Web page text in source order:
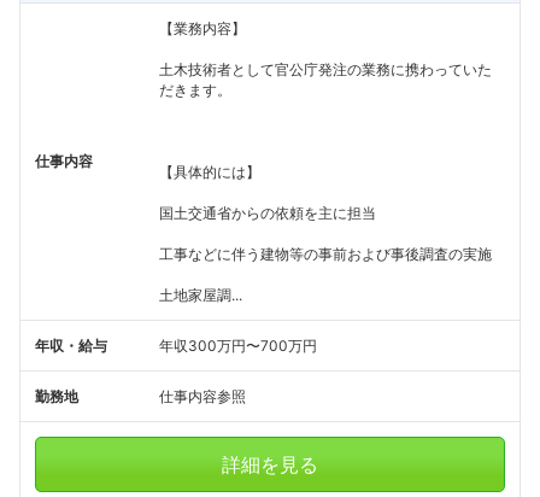
仕事内容
【業務内容】
土木技術者として官公庁発注の業務に携わっていた
だきます。
【具体的には】
国土交通省からの依頼を主に担当
工事などに伴う建物等の事前および事後調査の実施
土地家屋調...
年収・給与 年収300万円〜700万円
勤務地 仕事内容参照
詳細を見る